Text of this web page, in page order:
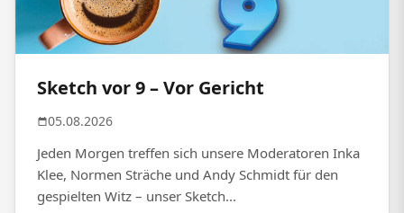
Sketch vor 9 – Vor Gericht
05.08.2026
Jeden Morgen treffen sich unsere Moderatoren Inka
Klee, Normen Sträche und Andy Schmidt für den
gespielten Witz – unser Sketch...